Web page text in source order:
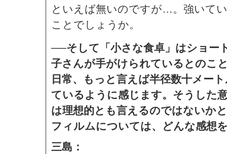
といえば無いのですが…。強いて
ことでしょうか。
──そして「小さな食卓」はショー
子さんが手がけられているとのこ
日常、もっと言えば半径数十メー
ているように感じます。そうした
は理想的とも言えるのではないか
フィルムについては、どんな感想
三島：